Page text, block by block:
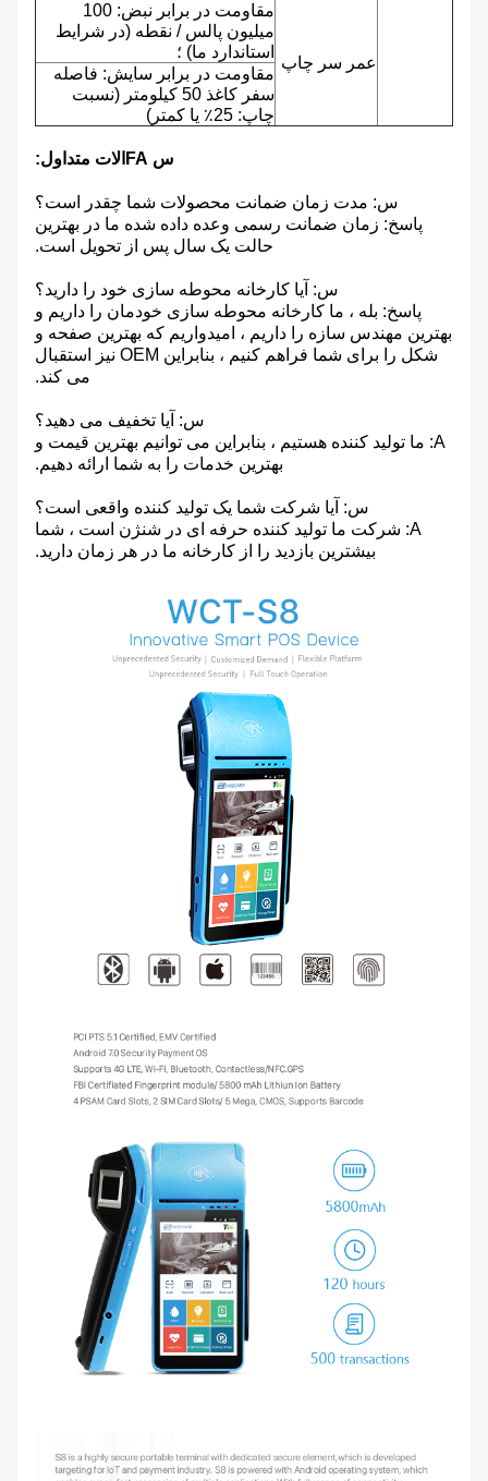
عمر سر چاپ
مقاومت در برابر نبض: 100
میلیون پالس / نقطه (در شرایط
استاندارد ما) ؛
مقاومت در برابر سایش: فاصله
سفر کاغذ 50 کیلومتر (نسبت
چاپ: 25٪ یا کمتر)
س FAالات متداول:
س: مدت زمان ضمانت محصولات شما چقدر است؟
پاسخ: زمان ضمانت رسمی وعده داده شده ما در بهترین
حالت یک سال پس از تحویل است.
س: آیا کارخانه محوطه سازی خود را دارید؟
پاسخ: بله ، ما کارخانه محوطه سازی خودمان را داریم و
بهترین مهندس سازه را داریم ، امیدواریم که بهترین صفحه و
شکل را برای شما فراهم کنیم ، بنابراین OEM نیز استقبال
می کند.
س: آیا تخفیف می دهید؟
A: ما تولید کننده هستیم ، بنابراین می توانیم بهترین قیمت و
بهترین خدمات را به شما ارائه دهیم.
س: آیا شرکت شما یک تولید کننده واقعی است؟
A: شرکت ما تولید کننده حرفه ای در شنژن است ، شما
بیشترین بازدید را از کارخانه ما در هر زمان دارید.